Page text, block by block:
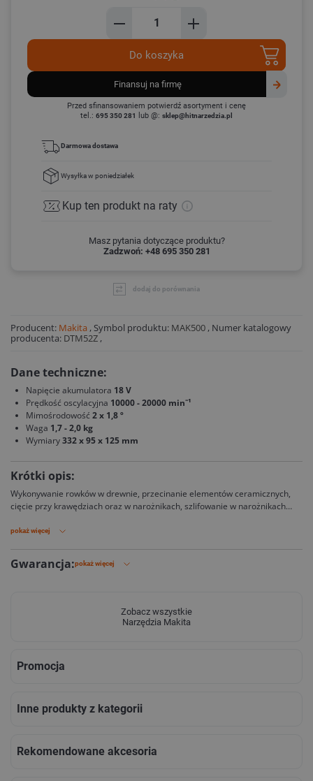
Do koszyka
finansuj na firmę
Przed sfinansowaniem potwierdź asortyment i cenę
tel.: 695 350 281 lub @: sklep@hitnarzedzia.pl
Darmowa dostawa
Wysyłkaw poniedziałek
Kup ten produkt na raty
Masz pytania dotyczące produktu?
Zadzwoń: +48 695 350 281
dodaj do porównania
Producent: Makita , Symbol produktu: MAK500 , Numer katalogowy
producenta: DTM52Z ,
Dane techniczne:
Napięcie akumulatora 18 V
Prędkość oscylacyjna 10000 - 20000 min⁻¹
Mimośrodowość 2 x 1,8 º
Waga 1,7 - 2,0 kg
Wymiary332 x 95 x 125 mm
Krótki opis:
Wykonywanie rowków w drewnie, przecinanie elementów ceramicznych,
cięcie przy krawędziach oraz w narożnikach, szlifowanie w narożnikach
przecinanie płytek ceramicznych, zdzieranie materiałów z podłogi oraz
pokaż więcej
Gwarancja:pokaż więcej
Zobacz wszystkie
Narzędzia Makita
Promocja
Inne produkty z kategorii
Rekomendowane akcesoria